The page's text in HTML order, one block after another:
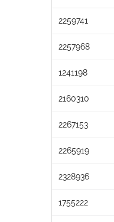
2259741
2257968
1241198
2160310
2267153
2265919
2328936
1755222